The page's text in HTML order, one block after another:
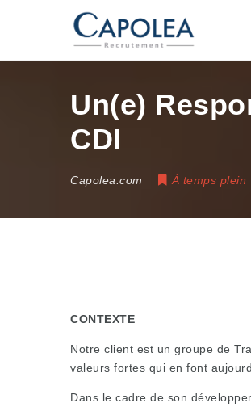
Un(e)
CDI
Capolea.com À temps plein
CONTEXTE
Notre client est un groupe de
valeurs fortes qui en font
Dans le cadre de son